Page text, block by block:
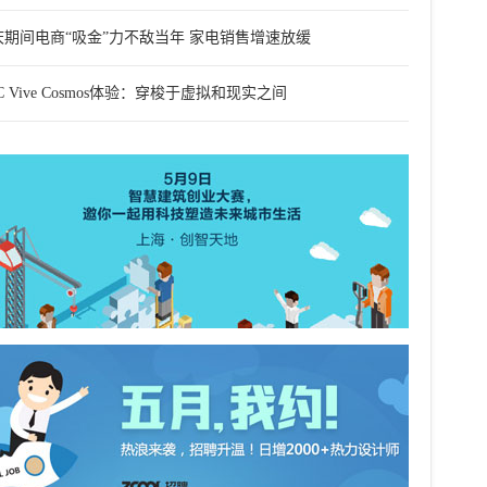
期间电商“吸金”力不敌当年 家电销售增速放缓
Vive Cosmos体验：穿梭于虚拟和现实之间